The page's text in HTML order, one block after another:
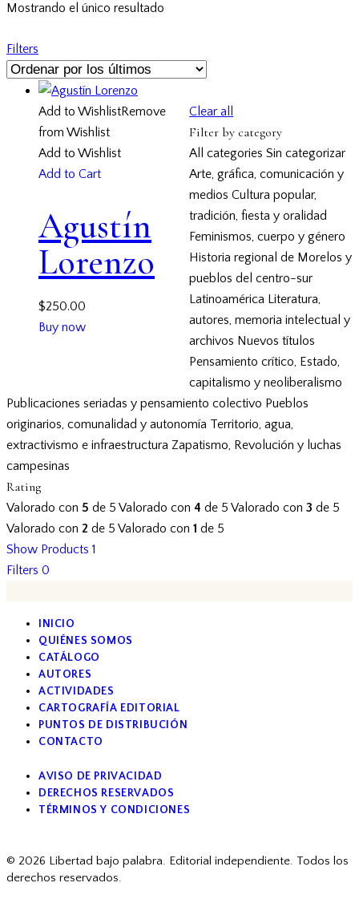
Mostrando el único resultado
Filters
Add to WishlistRemove
from Wishlist
Add to Wishlist
Add to Cart
Agustín
Lorenzo
$250.00
Buy now
Clear all
Filter by category
All categories Sin categorizar
Arte, gráfica, comunicación y
medios Cultura popular,
tradición, fiesta y oralidad
Feminismos, cuerpo y género
Historia regional de Morelos y
pueblos del centro-sur
Latinoamérica Literatura,
autores, memoria intelectual y
archivos Nuevos títulos
Pensamiento crítico, Estado,
capitalismo y neoliberalismo
Publicaciones seriadas y pensamiento colectivo Pueblos
originarios, comunalidad y autonomía Territorio, agua,
extractivismo e infraestructura Zapatismo, Revolución y luchas
campesinas
Rating
Valorado con 5 de 5 Valorado con 4 de 5 Valorado con 3 de 5
Valorado con 2 de 5 Valorado con 1 de 5
Show Products 1
Filters 0
INICIO
QUIÉNES SOMOS
CATÁLOGO
AUTORES
ACTIVIDADES
CARTOGRAFÍA EDITORIAL
PUNTOS DE DISTRIBUCIÓN
CONTACTO
AVISO DE PRIVACIDAD
DERECHOS RESERVADOS
TÉRMINOS Y CONDICIONES
© 2026 Libertad bajo palabra. Editorial independiente. Todos los
derechos reservados.